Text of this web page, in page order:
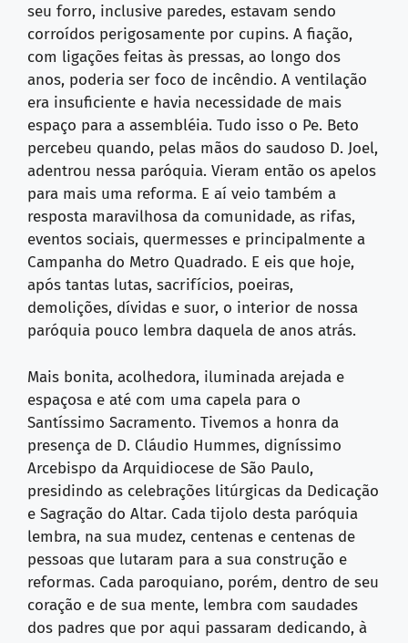
seu forro, inclusive paredes, estavam sendo
corroídos perigosamente por cupins. A fiação,
com ligações feitas às pressas, ao longo dos
anos, poderia ser foco de incêndio. A ventilação
era insuficiente e havia necessidade de mais
espaço para a assembléia. Tudo isso o Pe. Beto
percebeu quando, pelas mãos do saudoso D. Joel,
adentrou nessa paróquia. Vieram então os apelos
para mais uma reforma. E aí veio também a
resposta maravilhosa da comunidade, as rifas,
eventos sociais, quermesses e principalmente a
Campanha do Metro Quadrado. E eis que hoje,
após tantas lutas, sacrifícios, poeiras,
demolições, dívidas e suor, o interior de nossa
paróquia pouco lembra daquela de anos atrás.
Mais bonita, acolhedora, iluminada arejada e
espaçosa e até com uma capela para o
Santíssimo Sacramento. Tivemos a honra da
presença de D. Cláudio Hummes, digníssimo
Arcebispo da Arquidiocese de São Paulo,
presidindo as celebrações litúrgicas da Dedicação
e Sagração do Altar. Cada tijolo desta paróquia
lembra, na sua mudez, centenas e centenas de
pessoas que lutaram para a sua construção e
reformas. Cada paroquiano, porém, dentro de seu
coração e de sua mente, lembra com saudades
dos padres que por aqui passaram dedicando, à